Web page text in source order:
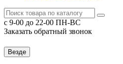
c 9-00 до 22-00 ПН-ВС
Заказать обратный звонок
Везде